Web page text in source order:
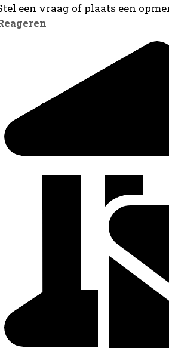
een vraag of plaats een